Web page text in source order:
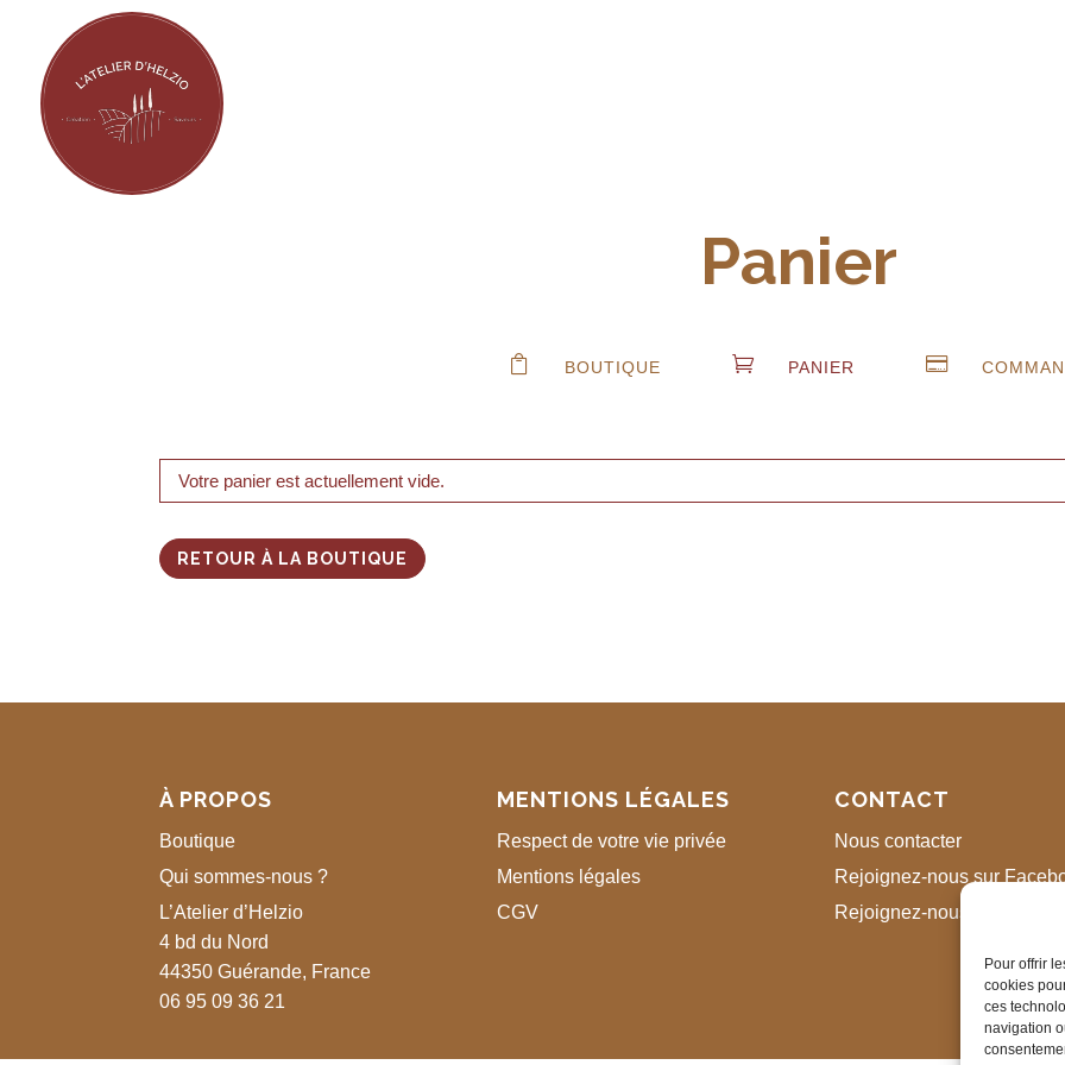
Pour offrir
cookies
ces
navigation
Panier
 BOUTIQUE  PANIER 
Votre panier est actuellement vide.
RETOUR À LA BOUTIQUE
À PROPOS
Boutique
Qui sommes-nous ?
L’Atelier d’Helzio
4 bd du Nord
44350 Guérande, France
06 95 09 36 21
MENTIONS LÉGALES
Respect de votre vie privée
Mentions légales
CGV
CONTACT
Nous contacter
Rejoignez-nous sur
Rejoignez-nous sur